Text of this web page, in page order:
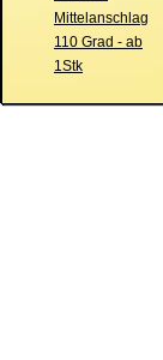
Mittelanschlag
110 Grad - ab
1Stk